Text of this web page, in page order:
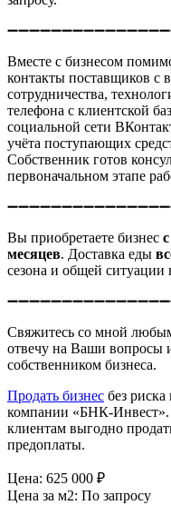
Вместе с бизнесом
контакты поставщиков с
сотрудничества,
телефона с клиентской
социальной сети
учёта поступающих
Собственник готов
первоначальном этапе
Вы приобретаете бизнес
месяцев. Доставка еды
сезона и общей ситуации
Свяжитесь со мной
отвечу на Ваши вопросы
собственником бизнеса.
Продать бизнес без
компании «БНК-
клиентам выгодно
предоплаты.
Цена: 625 000 ₽
Цена за м2: По запросу